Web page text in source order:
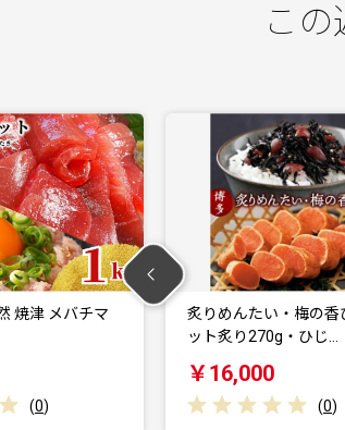
こ
梅の香ひじきセ
(0
梅の香ひじき・炙り
め合わせ (ひじき1…
￥11,000
(0